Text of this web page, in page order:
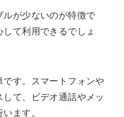
が少ないのが特徴で
て利用できるでしょ
す。スマートフォンや
て、ビデオ通話やメッ
ます。